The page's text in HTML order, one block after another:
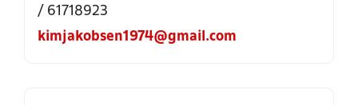
/ 61718923
kimjakobsen1974@gmail.com